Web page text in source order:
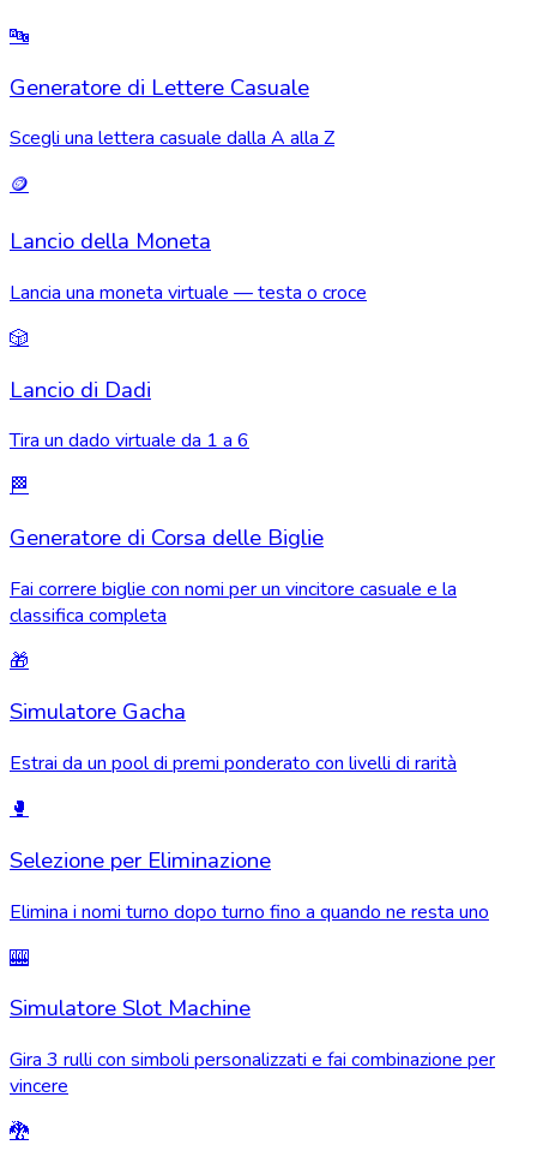
🔤
Generatore di Lettere Casuale
Scegli una lettera casuale dalla A alla Z
🪙
Lancio della Moneta
Lancia una moneta virtuale — testa o croce
🎲
Lancio di Dadi
Tira un dado virtuale da 1 a 6
🏁
Generatore di Corsa delle Biglie
Fai correre biglie con nomi per un vincitore casuale e la
classifica completa
🎁
Simulatore Gacha
Estrai da un pool di premi ponderato con livelli di rarità
🥊
Selezione per Eliminazione
Elimina i nomi turno dopo turno fino a quando ne resta uno
🎰
Simulatore Slot Machine
Gira 3 rulli con simboli personalizzati e fai combinazione per
vincere
🐉